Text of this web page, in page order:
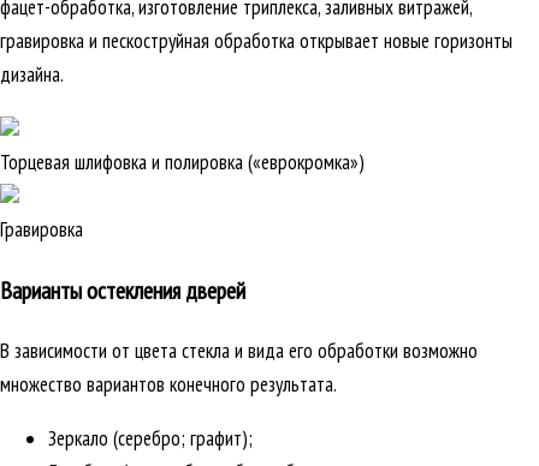
фацет-обработка, изготовление триплекса, заливных витражей,
гравировка и пескоструйная обработка открывает новые горизонты
дизайна.
Торцевая шлифовка и полировка («еврокромка»)
Гравировка
Варианты остекления дверей
В зависимости от цвета стекла и вида его обработки возможно
множество вариантов конечного результата.
Зеркало (серебро; графит);